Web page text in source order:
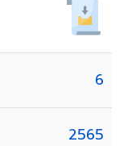
6
2565